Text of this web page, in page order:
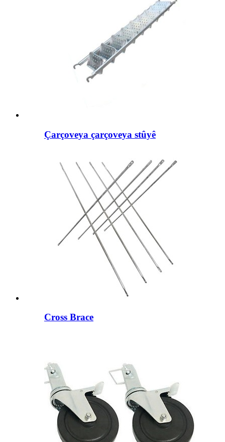
Çarçoveya çarçoveya stûyê
Cross Brace